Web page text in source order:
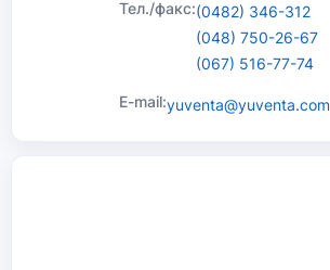
Тел./факс:(0482) 346-312
(048) 750-26-67
(067) 516-77-74
E-mail:yuventa@yuventa.com